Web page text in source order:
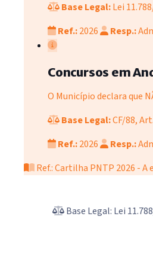
Base Legal:Lei
Ref.:2026 Resp.:
Concursos em
O Município declara que
Base Legal:CF/88,
Ref.:2026 Resp.:
Ref.: Cartilha PNTP 2026 -
Base Legal: Lei